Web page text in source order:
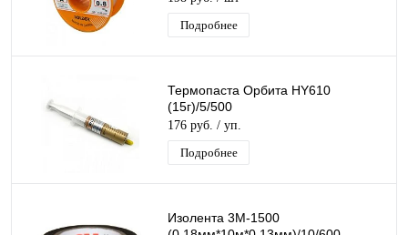
Подробнее
Термопаста Орбита HY610
(15г)/5/500
176 руб. / уп.
Подробнее
Изолента 3М-1500